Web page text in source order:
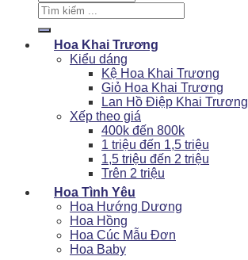
Tìm
kiếm:
Hoa Khai Trương
Kiểu dáng
Kệ Hoa Khai Trương
Giỏ Hoa Khai Trương
Lan Hồ Điệp Khai Trương
Xếp theo giá
400k đến 800k
1 triệu đến 1,5 triệu
1,5 triệu đến 2 triệu
Trên 2 triệu
Hoa Tình Yêu
Hoa Hướng Dương
Hoa Hồng
Hoa Cúc Mẫu Đơn
Hoa Baby